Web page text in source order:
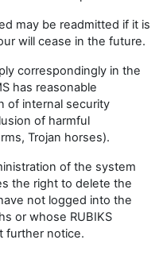
may be readmitted if it is
will cease in the future.
correspondingly in the
has reasonable
of internal security
of harmful
Trojan horses).
of the system
the right to delete the
not logged into the
or whose RUBIKS
further notice.